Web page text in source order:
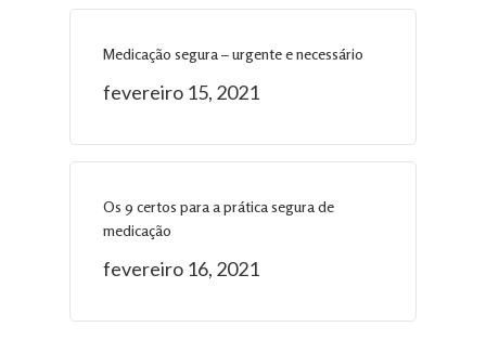
Medicação segura – urgente e necessário
fevereiro 15, 2021
Os 9 certos para a prática segura de
medicação
fevereiro 16, 2021